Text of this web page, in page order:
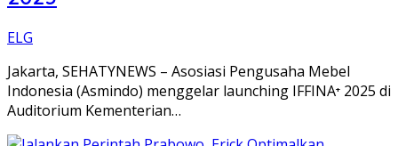
ELG
Jakarta, SEHATYNEWS – Asosiasi Pengusaha Mebel
Indonesia (Asmindo) menggelar launching IFFINA⁺ 2025 di
Auditorium Kementerian…